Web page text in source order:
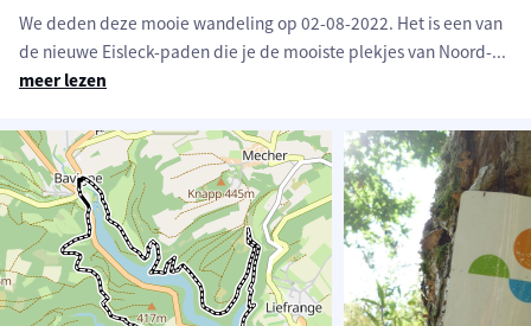
We deden deze mooie wandeling op 02-08-2022. Het is een van
de nieuwe Eisleck-paden die je de mooiste plekjes van Noord-...
meer lezen